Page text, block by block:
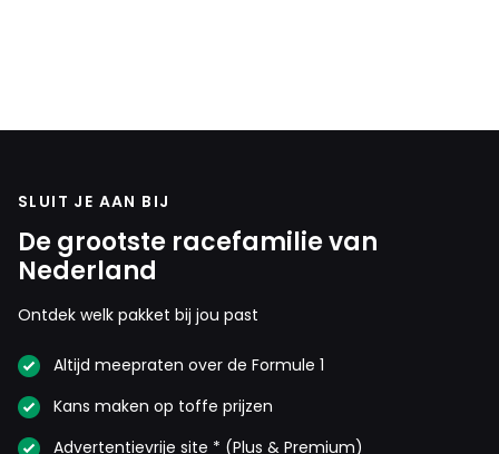
SLUIT JE AAN BIJ
De grootste racefamilie van
Nederland
Ontdek welk pakket bij jou past
Altijd meepraten over de Formule 1
Kans maken op toffe prijzen
Advertentievrije site * (Plus & Premium)